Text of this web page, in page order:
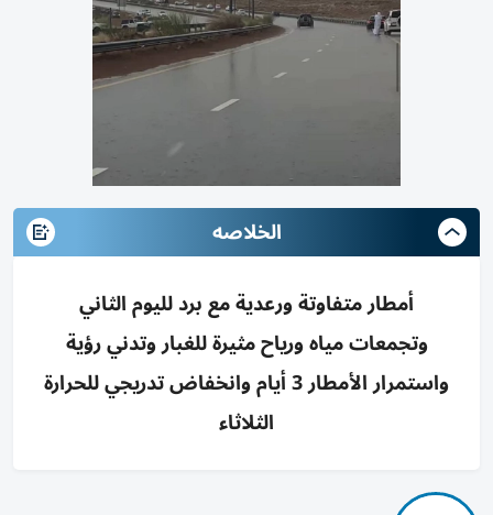
الخلاصه
أمطار متفاوتة ورعدية مع برد لليوم الثاني
وتجمعات مياه ورياح مثيرة للغبار وتدني رؤية
واستمرار الأمطار 3 أيام وانخفاض تدريجي للحرارة
الثلاثاء